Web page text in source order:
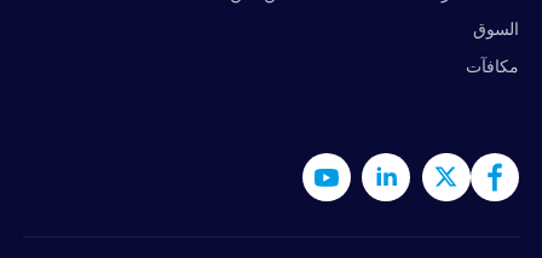
السوق
مكافآت